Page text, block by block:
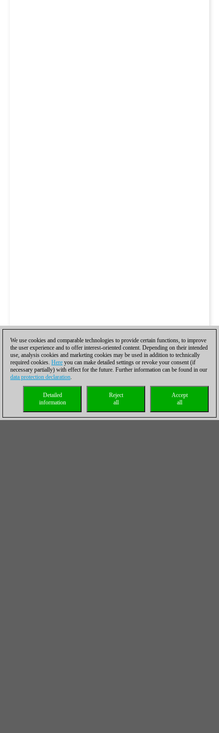
We use cookies and comparable technologies to provide certain functions, to improve
the user experience and to offer interest-oriented content. Depending on their intended
use, analysis cookies and marketing cookies may be used in addition to technically
required cookies. Here you can make detailed settings or revoke your consent (if
necessary partially) with effect for the future. Further information can be found in our
data protection declaration.
Accept
all
Reject
all
Detailed
information